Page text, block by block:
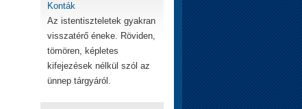
Konták
Az istentiszteletek gyakran
visszatérő éneke. Röviden,
tömören, képletes
kifejezések nélkül szól az
ünnep tárgyáról.